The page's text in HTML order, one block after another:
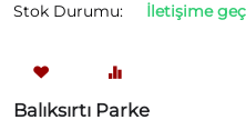
Stok Durumu:
İletişime
Balıksırtı Parke